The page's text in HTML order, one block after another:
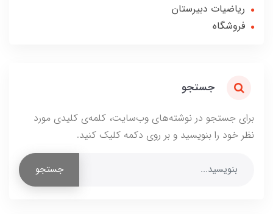
ریاضیات دبیرستان
فروشگاه
جستجو
برای جستجو در نوشته‌های وب‌سایت، کلمه‌ی کلیدی مورد
نظر خود را بنویسید و بر روی دکمه کلیک کنید.
جستجو